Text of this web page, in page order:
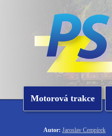
Motorová trakce
Autor: Jaroslav Cempírek